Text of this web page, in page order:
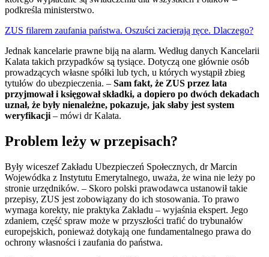
podkreśla ministerstwo.
ZUS filarem zaufania państwa. Oszuści zacierają ręce. Dlaczego?
Jednak kancelarie prawne biją na alarm. Według danych Kancelarii
Kalata takich przypadków są tysiące. Dotyczą one głównie osób
prowadzących własne spółki lub tych, u których wystąpił zbieg
tytułów do ubezpieczenia. – Sam fakt, że ZUS przez lata
przyjmował i księgował składki, a dopiero po dwóch dekadach
uznał, że były nienależne, pokazuje, jak słaby jest system
weryfikacji– mówi dr Kalata.
Problem leży w przepisach?
Były wiceszef Zakładu Ubezpieczeń Społecznych, dr Marcin
Wojewódka z Instytutu Emerytalnego, uważa, że wina nie leży po
stronie urzędników. – Skoro polski prawodawca ustanowił takie
przepisy, ZUS jest zobowiązany do ich stosowania. To prawo
wymaga korekty, nie praktyka Zakładu – wyjaśnia ekspert. Jego
zdaniem, część spraw może w przyszłości trafić do trybunałów
europejskich, ponieważ dotykają one fundamentalnego prawa do
ochrony własności i zaufania do państwa.